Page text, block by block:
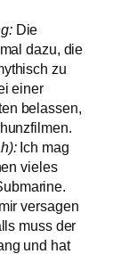
Die
dazu, die
zu
einer
belassen,
Ich mag
vieles
versagen
muss der
und hat